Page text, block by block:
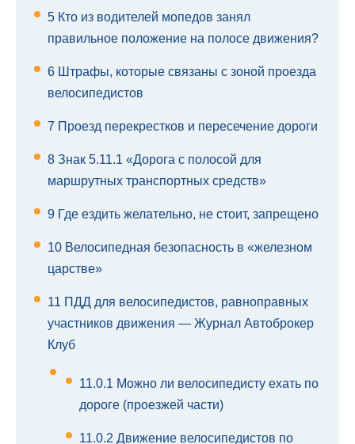
5 Кто из водителей мопедов занял
правильное положение на полосе движения?
6 Штрафы, которые связаны с зоной проезда
велосипедистов
7 Проезд перекрестков и пересечение дороги
8 Знак 5.11.1 «Дорога с полосой для
маршрутных транспортных средств»
9 Где ездить желательно, не стоит, запрещено
10 Велосипедная безопасность в «железном
царстве»
11 ПДД для велосипедистов, равноправных
участников движения — Журнал Автоброкер
Клуб
11.0.1 Можно ли велосипедисту ехать по
дороге (проезжей части)
11.0.2 Движение велосипедистов по